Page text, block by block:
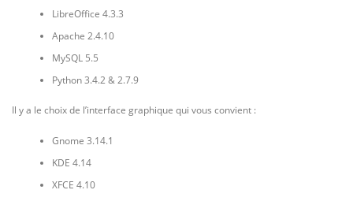
LibreOffice 4.3.3
Apache 2.4.10
MySQL 5.5
Python 3.4.2 & 2.7.9
Il y a le choix de l’interface graphique qui vous convient :
Gnome 3.14.1
KDE 4.14
XFCE 4.10